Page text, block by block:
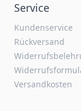
Service
Kundenservice
Rückversand
Versandkosten